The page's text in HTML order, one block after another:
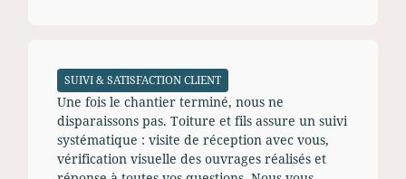
SUIVI & SATISFACTION CLIENT
Une fois le chantier terminé, nous ne
disparaissons pas. Toiture et fils assure un suivi
systématique : visite de réception avec vous,
vérification visuelle des ouvrages réalisés et